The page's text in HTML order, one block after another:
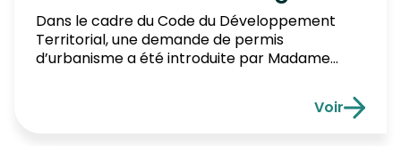
Dans le cadre du Code du Développement
Territorial, une demande de permis
d’urbanisme a été introduite par Madame
Van Brabant 45 à 6790 Aubange (cadastre :
1ère division, section A, n°1131 M). Le projetVoir
AVIS